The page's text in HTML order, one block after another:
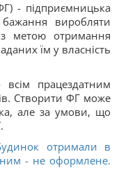
- підприємницька
виробляти
з метою отримання
їм у власність
працездатним
Створити ФГ може
але за умови, що
отримали в
- не оформлене.